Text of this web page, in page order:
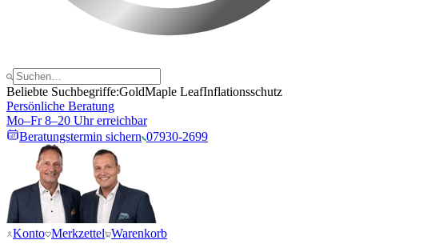
Beliebte Suchbegriffe:GoldMaple LeafInflationsschutz
Persönliche Beratung
Mo–Fr 8–20 Uhr erreichbar
Beratungstermin sichern 07930-2699
Konto Merkzettel Warenkorb